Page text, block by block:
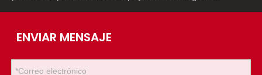
ENVIAR MENSAJE